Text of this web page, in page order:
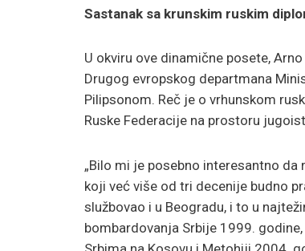
Sastanak sa krunskim ruskim
U okviru ove dinamične posete,
Drugog evropskog departmana
Pilipsonom. Reč je o vrhunskom
Ruske Federacije na prostoru
„Bilo mi je posebno interesantno
koji već više od tri decenije budno
službovao i u Beogradu, i to u
bombardovanja Srbije 1999.